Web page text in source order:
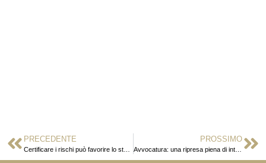
PRECEDENTE PROSSIMO
Avvocatura: una ripresa piena di interrogativi